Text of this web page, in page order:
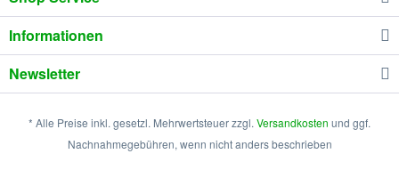
Informationen
Newsletter
* Alle Preise inkl. gesetzl. Mehrwertsteuer zzgl. Versandkosten und ggf.
Nachnahmegebühren, wenn nicht anders beschrieben